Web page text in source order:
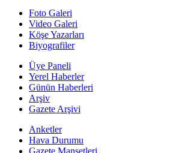
Foto Galeri
Video Galeri
Köşe Yazarları
Biyografiler
Üye Paneli
Yerel Haberler
Günün Haberleri
Arşiv
Gazete Arşivi
Anketler
Hava Durumu